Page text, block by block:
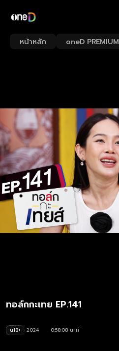
หน้าหลัก oneD PREMIUM
ทอล์กกะเทย EP.141
น18+ 2024
0:58:08 นาที